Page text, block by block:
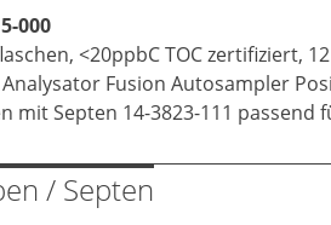
000
<20ppbC TOC zertifiziert,
Fusion Autosampler
mit Septen 14-3823-111 passend
/ Septen